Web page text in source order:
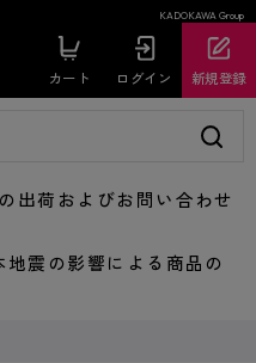
KADOKAWA Group
カート ログイン 新規登録
荷およびお問い合わせ
震の影響による商品の